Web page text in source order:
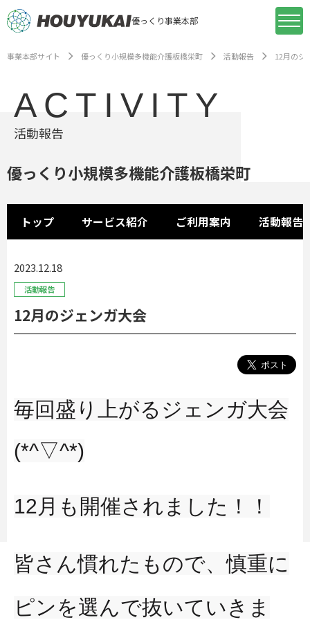
優っくり事業本部
事業本部サイト 優っくり小規模多機能介護板橋栄町 活動報告 12月のジ
ACTIVITY
活動報告
優っくり小規模多機能介護板橋栄町
トップ サービス紹介 ご利用案内 活動報告
2023.12.18
活動報告
12月のジェンガ大会
毎回盛り上がるジェンガ大会
(*^▽^*)
12月も開催されました！！
皆さん慣れたもので、慎重に
ピンを選んで抜いていきま